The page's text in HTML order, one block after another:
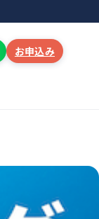
お申込み